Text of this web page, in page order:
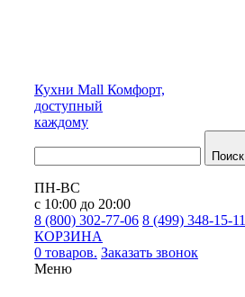
Кухни Mall Комфорт,
доступный
каждому
Поиск
ПН-ВС
с 10:00 до 20:00
8 (800) 302-77-06 8 (499) 348-15-11
КОРЗИНА
0 товаров. Заказать звонок
Меню